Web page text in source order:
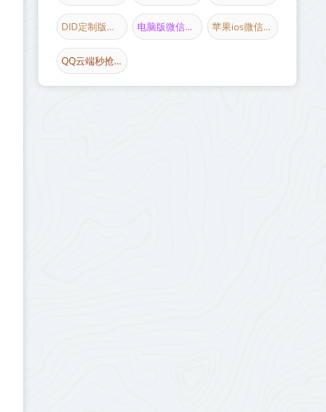
DID定制版微信 电脑版微信加人 苹果ios微信主题
QQ云端秒抢红包